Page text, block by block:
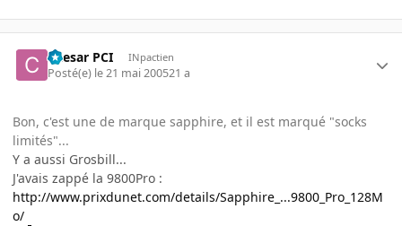
Caesar PCI INpactien
Posté(e) le 21 mai 200521 a
Bon, c'est une de marque sapphire, et il est marqué "socks
limités"...
Y a aussi Grosbill...
J'avais zappé la 9800Pro :
http://www.prixdunet.com/details/Sapphire_...9800_Pro_128M
o/